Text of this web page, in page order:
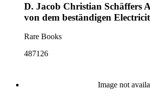
D. Jacob Christian Schäffers
von dem beständigen
Rare Books
487126
Image not